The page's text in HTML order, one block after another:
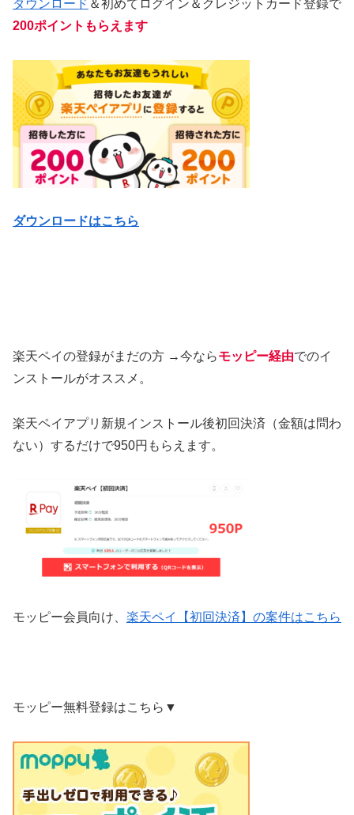
ダウンロード ＆初めてログイン＆クレジットカード登録で
200ポイントもらえます
ダウンロードはこちら
楽天ペイの登録がまだの方 →今ならモッピー経由でのイ
ンストールがオススメ。
楽天ペイアプリ新規インストール後初回決済（金額は問わ
ない）するだけで950円もらえます。
モッピー会員向け、 楽天ペイ【初回決済】の案件はこちら
モッピー無料登録はこちら▼